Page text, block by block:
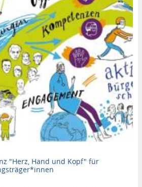
"Herz, Hand und Kopf" für